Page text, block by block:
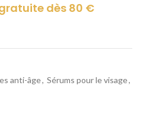
dès 80 €
anti-âge, Sérums pour le visage,